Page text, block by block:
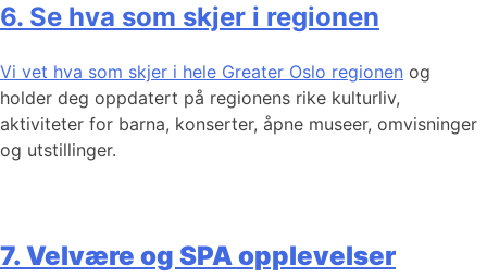
6. Se hva som skjer i regionen
Vi vet hva som skjer i hele Greater Oslo regionen og
holder deg oppdatert på regionens rike kulturliv,
aktiviteter for barna, konserter, åpne museer, omvisninger
og utstillinger.
7. Velvære og SPA opplevelser